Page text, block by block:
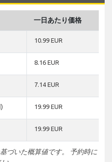
一日あたり価格
10.99 EUR
8.16 EUR
7.14 EUR
19.99 EUR
19.99 EUR
づいた概算値です。 予約時に